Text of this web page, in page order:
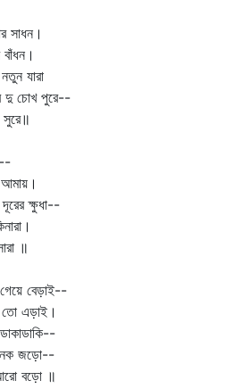
সাধন।
যারা
দু চোখ পুরে--
ক্ষুধা--
॥
বেড়াই--
এড়াই।
জড়ো--
বড়ো ॥